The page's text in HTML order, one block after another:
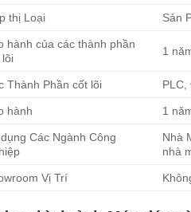
thị Loại Sản
hành của các thành phần
lõi
1
Thành Phần cốt lõi
hành 1
Các Ngành Công
Nhà
nhà
Vị Trí